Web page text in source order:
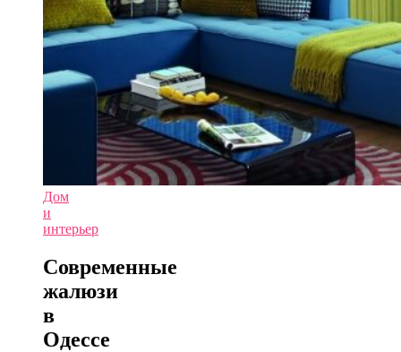
Дом
и
интерьер
Современные
жалюзи
в
Одессе